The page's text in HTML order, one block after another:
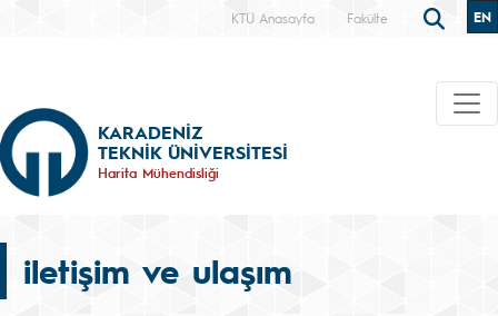
KTÜ Anasayfa Fakülte EN
KARADENİZ
TEKNİK ÜNİVERSİTESİ
Harita Mühendisliği
iletişim ve ulaşım